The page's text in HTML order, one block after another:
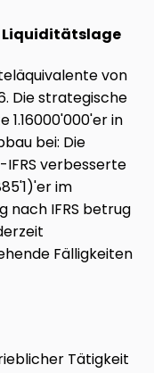
Liquiditätslage
von
Die strategische
in
bei: Die
verbesserte
im
nach IFRS betrug
Fälligkeiten
Tätigkeit